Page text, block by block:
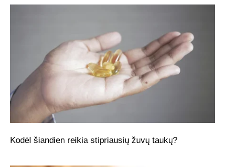
Kodėl šiandien reikia stipriausių žuvų taukų?